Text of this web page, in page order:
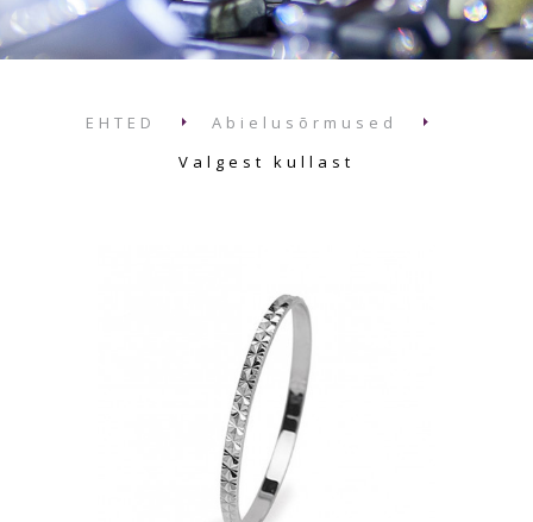
EHTED
Abielusõrmused
Valgest kullast